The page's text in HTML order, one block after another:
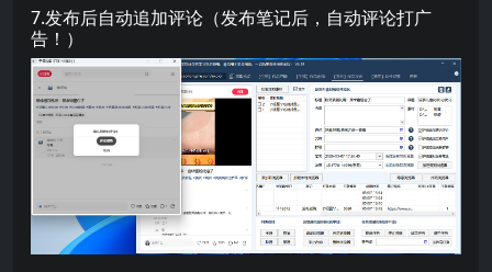
7.发布后自动追加评论（发布笔记后，自动评论打广
告！）